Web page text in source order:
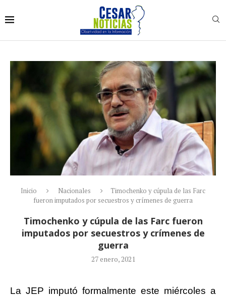
Inicio Nacionales
Timochenko y cúpula de las Farc
fueron imputados por secuestros y crímenes de guerra
Timochenko y cúpula de las Farc fueron
imputados por secuestros y crímenes de
guerra
27 enero, 2021
La JEP imputó formalmente este miércoles a